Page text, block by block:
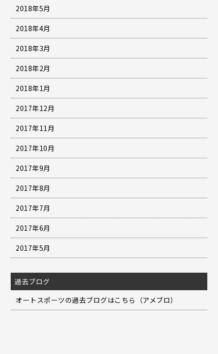
2018年5月
2018年4月
2018年3月
2018年2月
2018年1月
2017年12月
2017年11月
2017年10月
2017年9月
2017年8月
2017年7月
2017年6月
2017年5月
過去ブログ
オートスポーツの過去ブログはこちら（アメブロ）